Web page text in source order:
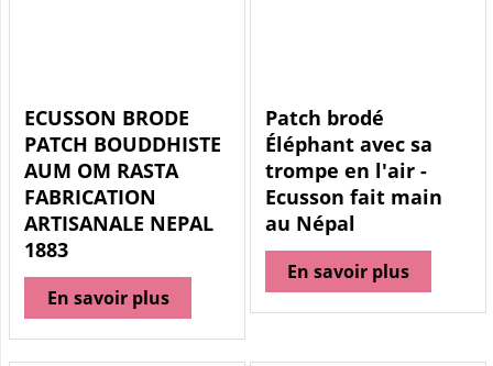
ECUSSON BRODE
PATCH BOUDDHISTE
AUM OM RASTA
FABRICATION
ARTISANALE NEPAL
1883
En savoir plus
Patch brodé
Éléphant avec sa
trompe en l'air -
Ecusson fait main
au Népal
En savoir plus